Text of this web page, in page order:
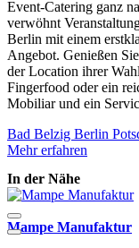
Event-Catering ganz
verwöhnt
Berlin mit einem
Angebot. Genießen
der Location ihrer
Fingerfood oder ein
Mobiliar und ein
Bad Belzig Berlin
Mehr erfahren
In der Nähe
Mampe Manufaktur